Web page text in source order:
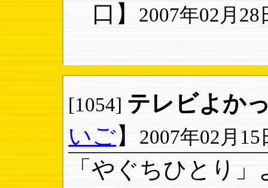
口】
2007年02月28
[1054] テレビよか
いご】 2007年02月15
「やぐちひとり